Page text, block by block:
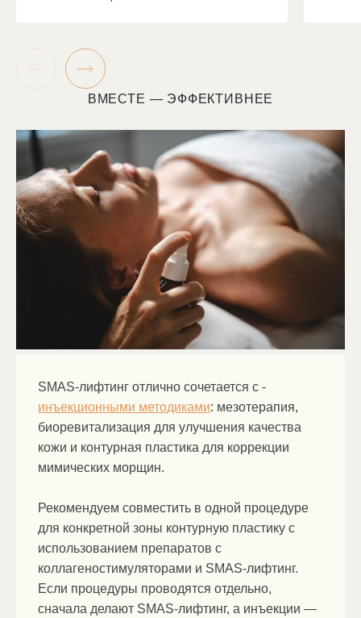
ВМЕСТЕ — ЭФФЕКТИВНЕЕ
SMAS-лифтинг отлично сочетается с -
инъекционными методиками: мезотерапия,
биоревитализация для улучшения качества
кожи и контурная пластика для коррекции
мимических морщин.
Рекомендуем совместить в одной процедуре
для конкретной зоны контурную пластику с
использованием препаратов с
коллагеностимуляторами и SMAS-лифтинг.
Если процедуры проводятся отдельно,
сначала делают SMAS-лифтинг, а инъекции —